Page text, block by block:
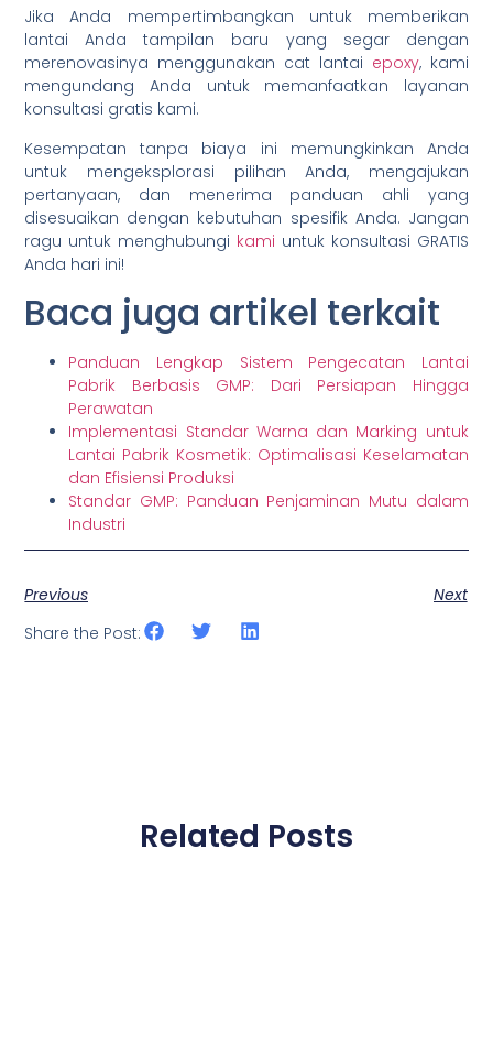
Jika Anda mempertimbangkan untuk memberikan
lantai Anda tampilan baru yang segar dengan
merenovasinya menggunakan cat lantai epoxy, kami
mengundang Anda untuk memanfaatkan layanan
konsultasi gratis kami.
Kesempatan tanpa biaya ini memungkinkan Anda
untuk mengeksplorasi pilihan Anda, mengajukan
pertanyaan, dan menerima panduan ahli yang
disesuaikan dengan kebutuhan spesifik Anda. Jangan
ragu untuk menghubungi kami untuk konsultasi GRATIS
Anda hari ini!
Baca juga artikel terkait
Panduan Lengkap Sistem Pengecatan Lantai
Pabrik Berbasis GMP: Dari Persiapan Hingga
Perawatan
Implementasi Standar Warna dan Marking untuk
Lantai Pabrik Kosmetik: Optimalisasi Keselamatan
dan Efisiensi Produksi
Standar GMP: Panduan Penjaminan Mutu dalam
Industri
Previous
Next
Share the Post:
Related Posts